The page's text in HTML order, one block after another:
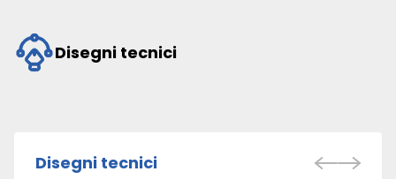
Disegni tecnici
Disegni tecnici